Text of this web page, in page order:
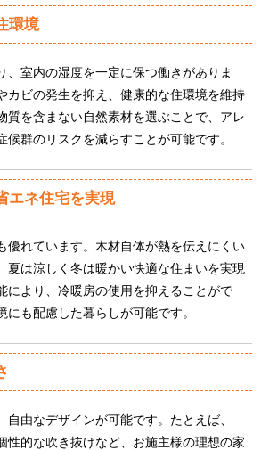
環境
、室内の湿度を一定に保つ働きがありま
カビの発生を抑え、健康的な住環境を維持
質を含まない自然素材を選ぶことで、アレ
候群のリスクを減らすことが可能です。
エネ住宅を実現
優れています。木材自体が熱を伝えにくい
夏は涼しく冬は暖かい快適な住まいを実現
により、冷暖房の使用を抑えることがで
にも配慮した暮らしが可能です。
自由なデザインが可能です。たとえば、
性的な吹き抜けなど、お施主様の理想の家